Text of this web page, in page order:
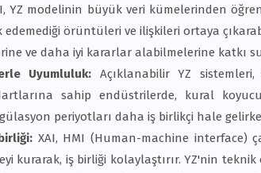
YZ modelinin büyük veri kümelerinden
örüntüleri ve ilişkileri ortaya
ve daha iyi kararlar alabilmelerine katkı
Uyumluluk: Açıklanabilir YZ
sahip endüstrilerde, kural
periyotları daha iş birlikçi hale
XAI, HMI (Human-machine interface)
kurarak, iş birliği kolaylaştırır. YZ'nin